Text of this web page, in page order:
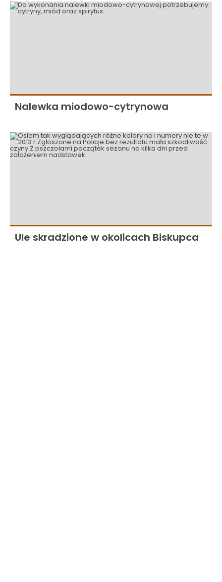
Nalewka miodowo-cytrynowa
Ule skradzione w okolicach Biskupca